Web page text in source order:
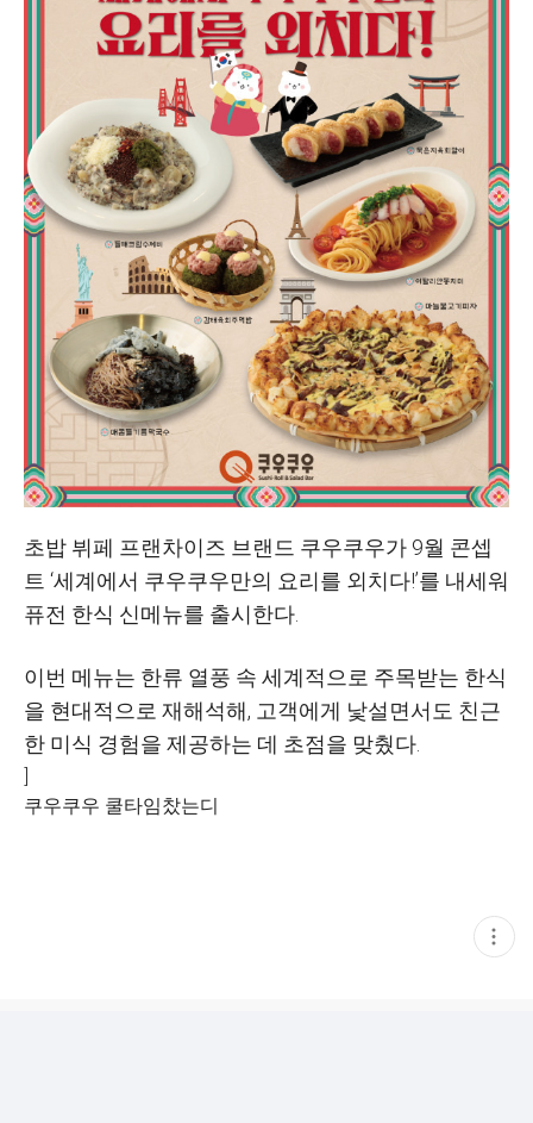
초밥 뷔페 프랜차이즈 브랜드 쿠우쿠우가 9월 콘셉
트 ‘세계에서 쿠우쿠우만의 요리를 외치다!’를 내세워
퓨전 한식 신메뉴를 출시한다.
이번 메뉴는 한류 열풍 속 세계적으로 주목받는 한식
을 현대적으로 재해석해, 고객에게 낯설면서도 친근
한 미식 경험을 제공하는 데 초점을 맞췄다.
]
쿠우쿠우 쿨타임찼는디
현
재